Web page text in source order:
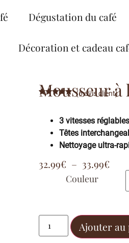
Dégustation du café
Décoration et cadeau
Mousseur
notations
(6avis client)
3 vitesses réglables
Têtes
Nettoyage ultra-
32.99€ – 33.99€
Couleur
Ajouter au